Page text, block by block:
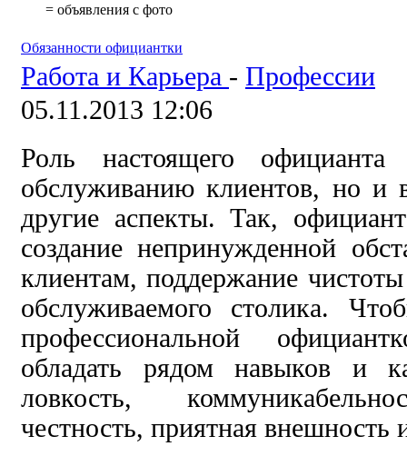
= объявления с фото
Обязанности официантки
Работа и Карьера - Профессии
05.11.2013 12:06
Роль настоящего
обслуживанию клиентов, но и
другие аспекты. Так,
создание непринужденной
клиентам, поддержание
обслуживаемого столика.
профессиональной
обладать рядом навыков и
ловкость,
честность, приятная внешность